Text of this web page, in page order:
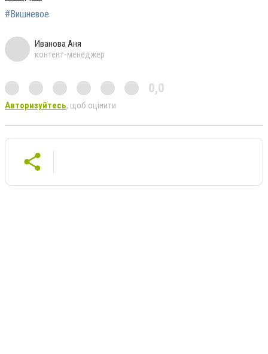
#Вишневое
Иванова Аня
контент-менеджер
0,0
Авторизуйтесь, щоб оцінити